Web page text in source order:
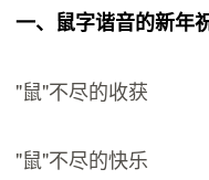
一、鼠字谐音的新年
"鼠"不尽的收获
"鼠"不尽的快乐